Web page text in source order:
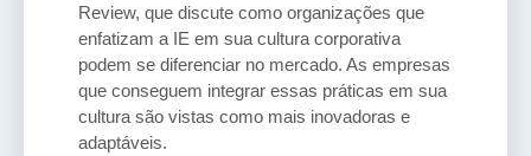
Review, que discute como organizações que
enfatizam a IE em sua cultura corporativa
podem se diferenciar no mercado. As empresas
que conseguem integrar essas práticas em sua
cultura são vistas como mais inovadoras e
adaptáveis.